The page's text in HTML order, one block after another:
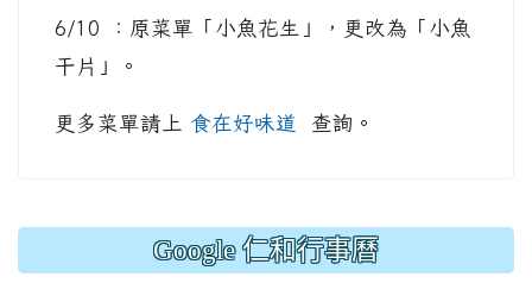
6/10 ：原菜單「小魚花生」，更改為「小魚
干片」。
更多菜單請上 食在好味道 查詢。
Google 仁和行事曆